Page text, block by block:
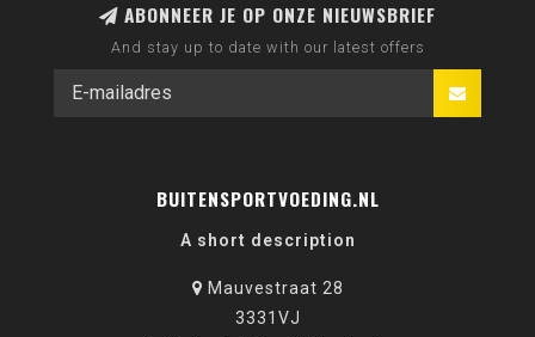
ABONNEER JE OP ONZE NIEUWSBRIEF
And stay up to date with our latest offers
BUITENSPORTVOEDING.NL
A short description
Mauvestraat 28
3331VJ